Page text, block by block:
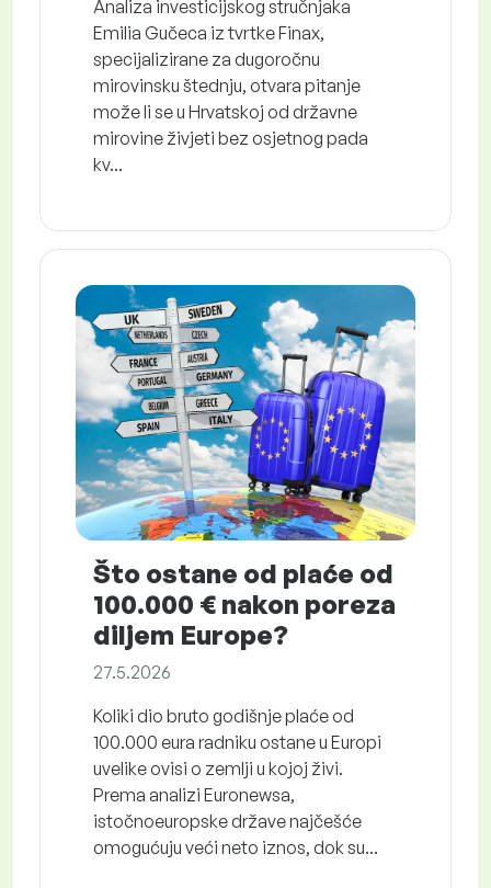
Analiza investicijskog stručnjaka
Emilia Gučeca iz tvrtke Finax,
specijalizirane za dugoročnu
mirovinsku štednju, otvara pitanje
može li se u Hrvatskoj od državne
mirovine živjeti bez osjetnog pada
kv...
Što ostane od plaće od
100.000 € nakon poreza
diljem Europe?
27.5.2026
Koliki dio bruto godišnje plaće od
100.000 eura radniku ostane u Europi
uvelike ovisi o zemlji u kojoj živi.
Prema analizi Euronewsa,
istočnoeuropske države najčešće
omogućuju veći neto iznos, dok su...